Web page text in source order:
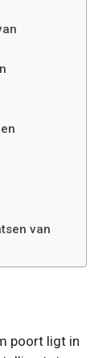
van
poort ligt in